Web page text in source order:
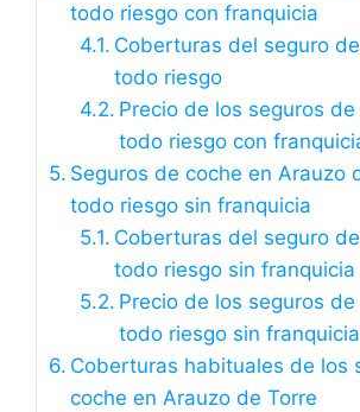
todo riesgo con franquicia
Coberturas del seguro
todo riesgo
Precio de los seguros de
todo riesgo con
Seguros de coche en Arauzo
todo riesgo sin franquicia
Coberturas del seguro
todo riesgo sin franquicia
Precio de los seguros de
todo riesgo sin franquicia
Coberturas habituales de los
coche en Arauzo de Torre